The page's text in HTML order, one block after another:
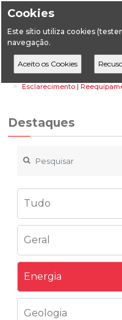
Cookies
Este sítio utiliza cookies
navegação.
HomeDestaques
Energia
Esclarecimento |
Destaques
Tudo
Geral
Energia
Geologia